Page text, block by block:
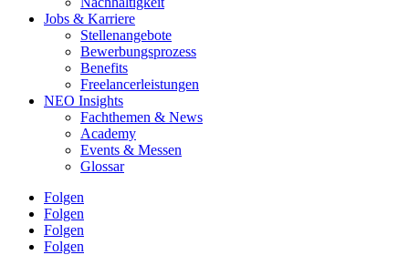
Jobs & Karriere
Stellenangebote
Bewerbungsprozess
Benefits
Freelancerleistungen
NEO Insights
Fachthemen & News
Academy
Events & Messen
Glossar
Folgen
Folgen
Folgen
Folgen